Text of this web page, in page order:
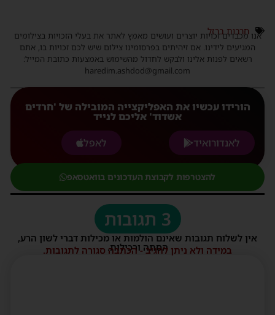
חרבות ברזל
אנו מכבדים זכויות יוצרים ועושים מאמץ לאתר את בעלי הזכויות בצילומים
המגיעים לידינו. אם זיהיתים בפרסומינו צילום שיש לכם זכויות בו, אתם
רשאים לפנות אלינו ולבקש לחדול מהשימוש באמצעות כתובת המייל:
haredim.ashdod@gmail.com
הורידו עכשיו את האפליקצייה המובילה של 'חרדים
אשדוד' אליכם לנייד
לאנדורואיד
לאפל
להצטרפות לקבוצת העדכונים בוואטסאפ
3 תגובות
אין לשלוח תגובות שאינם הולמות או מכילות דברי לשון הרע,
הסתה ורכילות.
במידה ולא ניתן להגיב - הכתבה סגורה לתגובות.